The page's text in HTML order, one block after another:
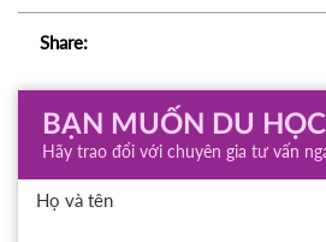
Share:
BẠN MUỐN DU
Hãy trao đổi với chuyên gia tư vấn
Họ và tên